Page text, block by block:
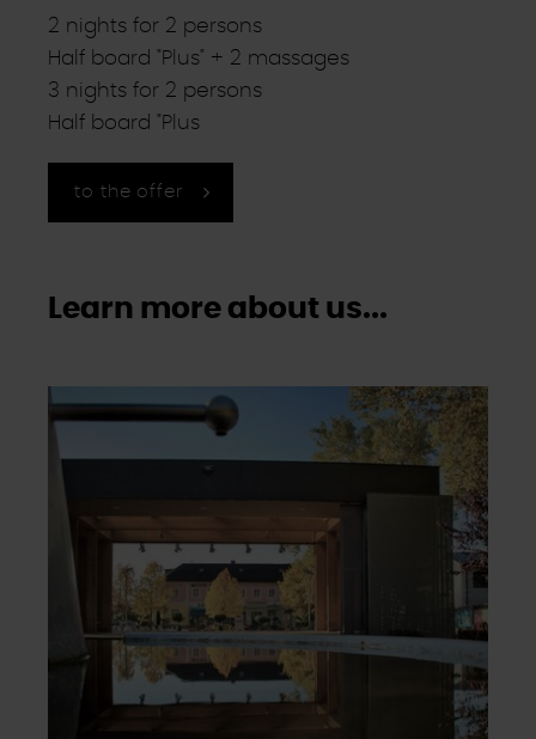
2 nights for 2 persons
Half board "Plus" + 2 massages
3 nights for 2 persons
Half board "Plus
to the offer
Learn more about us...